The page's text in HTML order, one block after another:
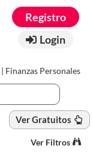
Registro
Login
| Finanzas Personales
Ver Gratuitos
Ver Filtros